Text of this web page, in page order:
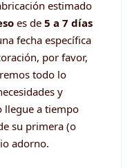
estimado
es de 5 a 7 días
fecha específica
por favor,
todo lo
y
llegue a tiempo
su primera (o
adorno.